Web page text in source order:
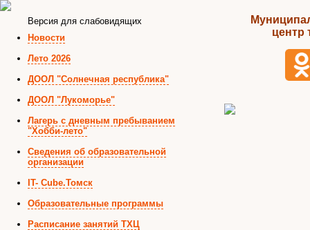
Версия для слабовидящих
Новости
Лето 2026
ДООЛ "Солнечная республика"
ДООЛ "Лукоморье"
Лагерь с дневным пребыванием
"Хобби-лето"
Сведения об образовательной
организации
IT- Cube.Томск
Образовательные программы
Расписание занятий ТХЦ
центр